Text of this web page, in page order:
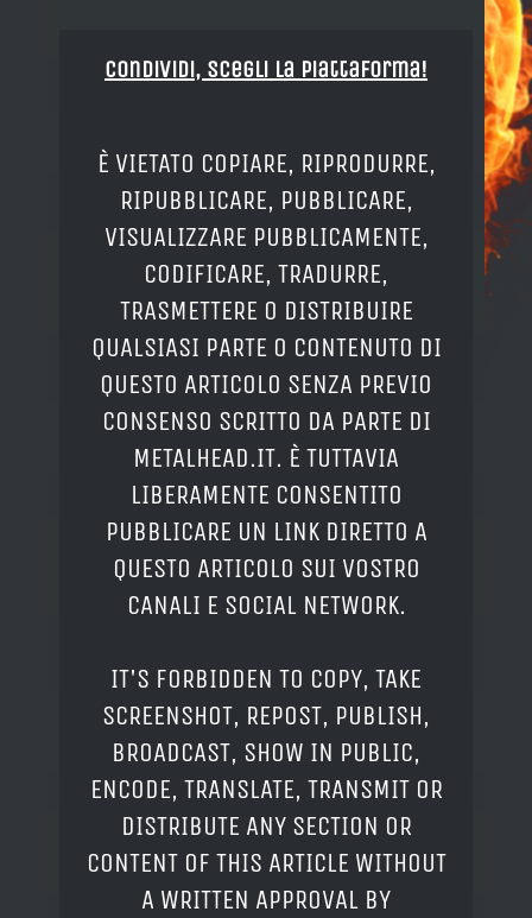
Condividi, Scegli la piattaforma!
È VIETATO COPIARE, RIPRODURRE,
RIPUBBLICARE, PUBBLICARE,
VISUALIZZARE PUBBLICAMENTE,
CODIFICARE, TRADURRE,
TRASMETTERE O DISTRIBUIRE
QUALSIASI PARTE O CONTENUTO DI
QUESTO ARTICOLO SENZA PREVIO
CONSENSO SCRITTO DA PARTE DI
METALHEAD.IT. È TUTTAVIA
LIBERAMENTE CONSENTITO
PUBBLICARE UN LINK DIRETTO A
QUESTO ARTICOLO SUI VOSTRO
CANALI E SOCIAL NETWORK.
IT'S FORBIDDEN TO COPY, TAKE
SCREENSHOT, REPOST, PUBLISH,
BROADCAST, SHOW IN PUBLIC,
ENCODE, TRANSLATE, TRANSMIT OR
DISTRIBUTE ANY SECTION OR
CONTENT OF THIS ARTICLE WITHOUT
A WRITTEN APPROVAL BY